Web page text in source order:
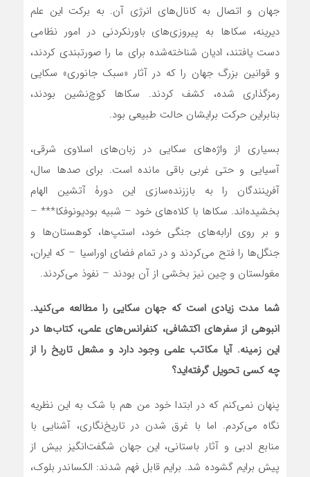
جهان و اتصال به کانال‌های انرژی آن. به برکت این علم
دیرینه، سکاها به پیروزی‌های باورنکردنی در امور نظامی
دست یافتند، ادیان شناخته‌شده برای ما را صورتبندی کردند،
و قوانین بزرگ جهان را که در آثار «سبک جانوری» سکایی
رمزگذاری شده، کشف کردند. سکاها کوچ‌نشین بودند،
بنابراین حرکت برایشان حالت طبیعی بود.
بسیاری از واژه‌های سکایی در زبان‌های اسلاوی شرقی،
آسیایی و حتی غربی باقی مانده است. برای صدها سال،
آفرینندگان را به باززنده‌سازی این دورۀ آتشین الهام
بخشیده‌اند. سکاها با کلاه‌های خود – شبیه بودیونوفکا*** –
و بر روی ارابه‌های جنگی خود، استپ‌ها، کوهستان‌ها و
جنگل‌ها را فتح می‌کردند و در تمام فضای اوراسیا – که ایران،
مغولستان و چین نیز بخشی از آن بودند – نفوذ می‌کردند.
شما مدت زیادی است که جهان سکایی را مطالعه می‌کنید.
انبوهی از سفرهای اکتشافی، کنفرانس‌های علمی، کتاب‌ها در
این زمینه. آیا مکاتب علمی وجود دارد و مشعل تاریخ را از
چه کسی تحویل گرفته‌اید؟
پنهان نمی‌کنم که در ابتدا خود من هم با شک به این نظریه
نگاه می‌کردم. اما با غرق شدن در تاریخ‌نگاری، آشنایی با
منابع ادبی و آثار باستانی، این جهان شگفت‌انگیز بیش از
پیش برایم گشوده شد. برایم قابل فهم شدند: الکساندر بلوک،